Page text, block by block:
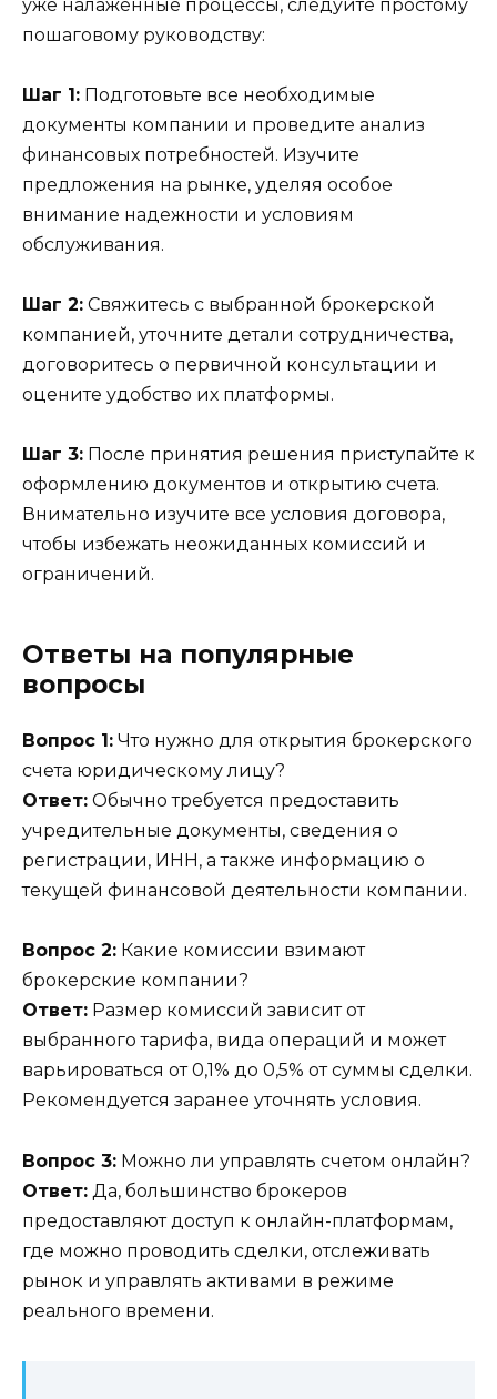
уже налаженные процессы, следуйте простому
пошаговому руководству:
Шаг 1: Подготовьте все необходимые
документы компании и проведите анализ
финансовых потребностей. Изучите
предложения на рынке, уделяя особое
внимание надежности и условиям
обслуживания.
Шаг 2: Свяжитесь с выбранной брокерской
компанией, уточните детали сотрудничества,
договоритесь о первичной консультации и
оцените удобство их платформы.
Шаг 3: После принятия решения приступайте к
оформлению документов и открытию счета.
Внимательно изучите все условия договора,
чтобы избежать неожиданных комиссий и
ограничений.
Ответы на популярные
вопросы
Вопрос 1: Что нужно для открытия брокерского
счета юридическому лицу?
Ответ: Обычно требуется предоставить
учредительные документы, сведения о
регистрации, ИНН, а также информацию о
текущей финансовой деятельности компании.
Вопрос 2: Какие комиссии взимают
брокерские компании?
Ответ: Размер комиссий зависит от
выбранного тарифа, вида операций и может
варьироваться от 0,1% до 0,5% от суммы сделки.
Рекомендуется заранее уточнять условия.
Вопрос 3: Можно ли управлять счетом онлайн?
Ответ: Да, большинство брокеров
предоставляют доступ к онлайн-платформам,
где можно проводить сделки, отслеживать
рынок и управлять активами в режиме
реального времени.